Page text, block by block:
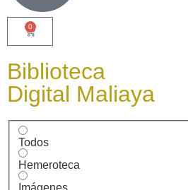
0
Biblioteca
Digital Maliaya
Todos
Hemeroteca
Imágenes